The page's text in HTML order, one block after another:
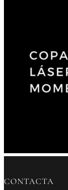
CONTACTA